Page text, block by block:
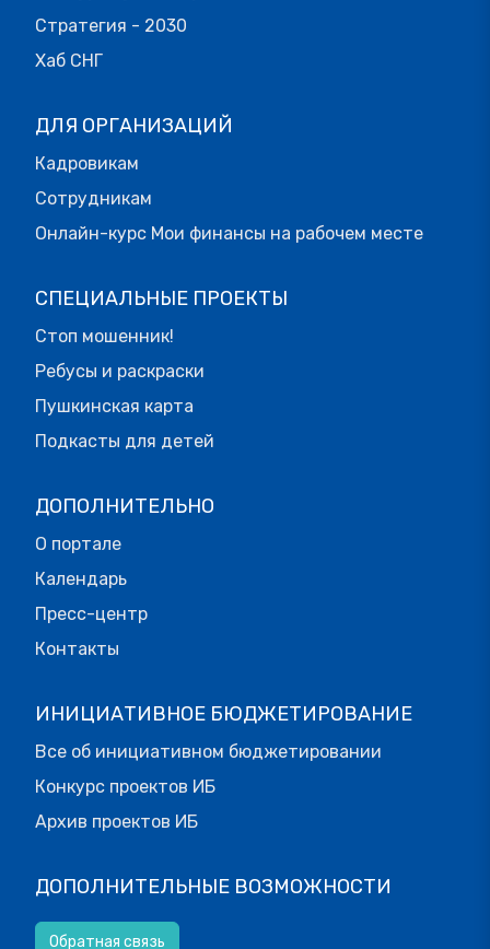
Стратегия - 2030
Хаб СНГ
ДЛЯ ОРГАНИЗАЦИЙ
Кадровикам
Сотрудникам
Онлайн-курс Мои финансы на рабочем месте
СПЕЦИАЛЬНЫЕ ПРОЕКТЫ
Стоп мошенник!
Ребусы и раскраски
Пушкинская карта
Подкасты для детей
ДОПОЛНИТЕЛЬНО
О портале
Календарь
Пресс-центр
Контакты
ИНИЦИАТИВНОЕ БЮДЖЕТИРОВАНИЕ
Все об инициативном бюджетировании
Конкурс проектов ИБ
Архив проектов ИБ
ДОПОЛНИТЕЛЬНЫЕ ВОЗМОЖНОСТИ
Обратная связь